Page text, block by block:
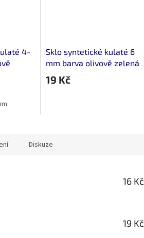
4-
Sklo syntetické kulaté 6
mm barva olivově zelená
fasetovaný
19 Kč
Diskuze
16 Kč
19 Kč